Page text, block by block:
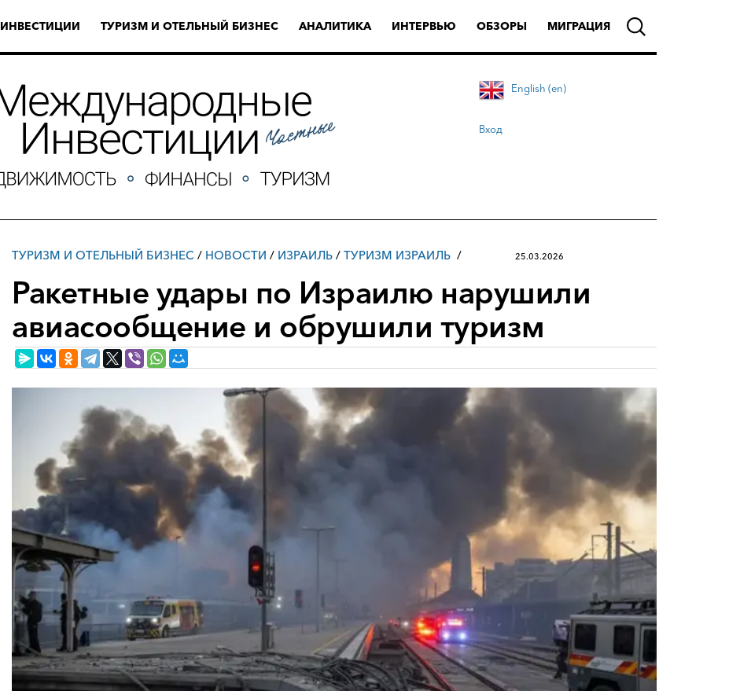
ИНВЕСТИЦИИ ТУРИЗМ И ОТЕЛЬНЫЙ БИЗНЕС АНАЛИТИКА ИНТЕРВЬЮ ОБЗОРЫ МИГРАЦИЯ
English (en)
Вход
ТУРИЗМ И ОТЕЛЬНЫЙ БИЗНЕС / НОВОСТИ / ИЗРАИЛЬ / ТУРИЗМ ИЗРАИЛЬ 25.03.2026
Ракетные удары по Израилю нарушили
авиасообщение и обрушили туризм